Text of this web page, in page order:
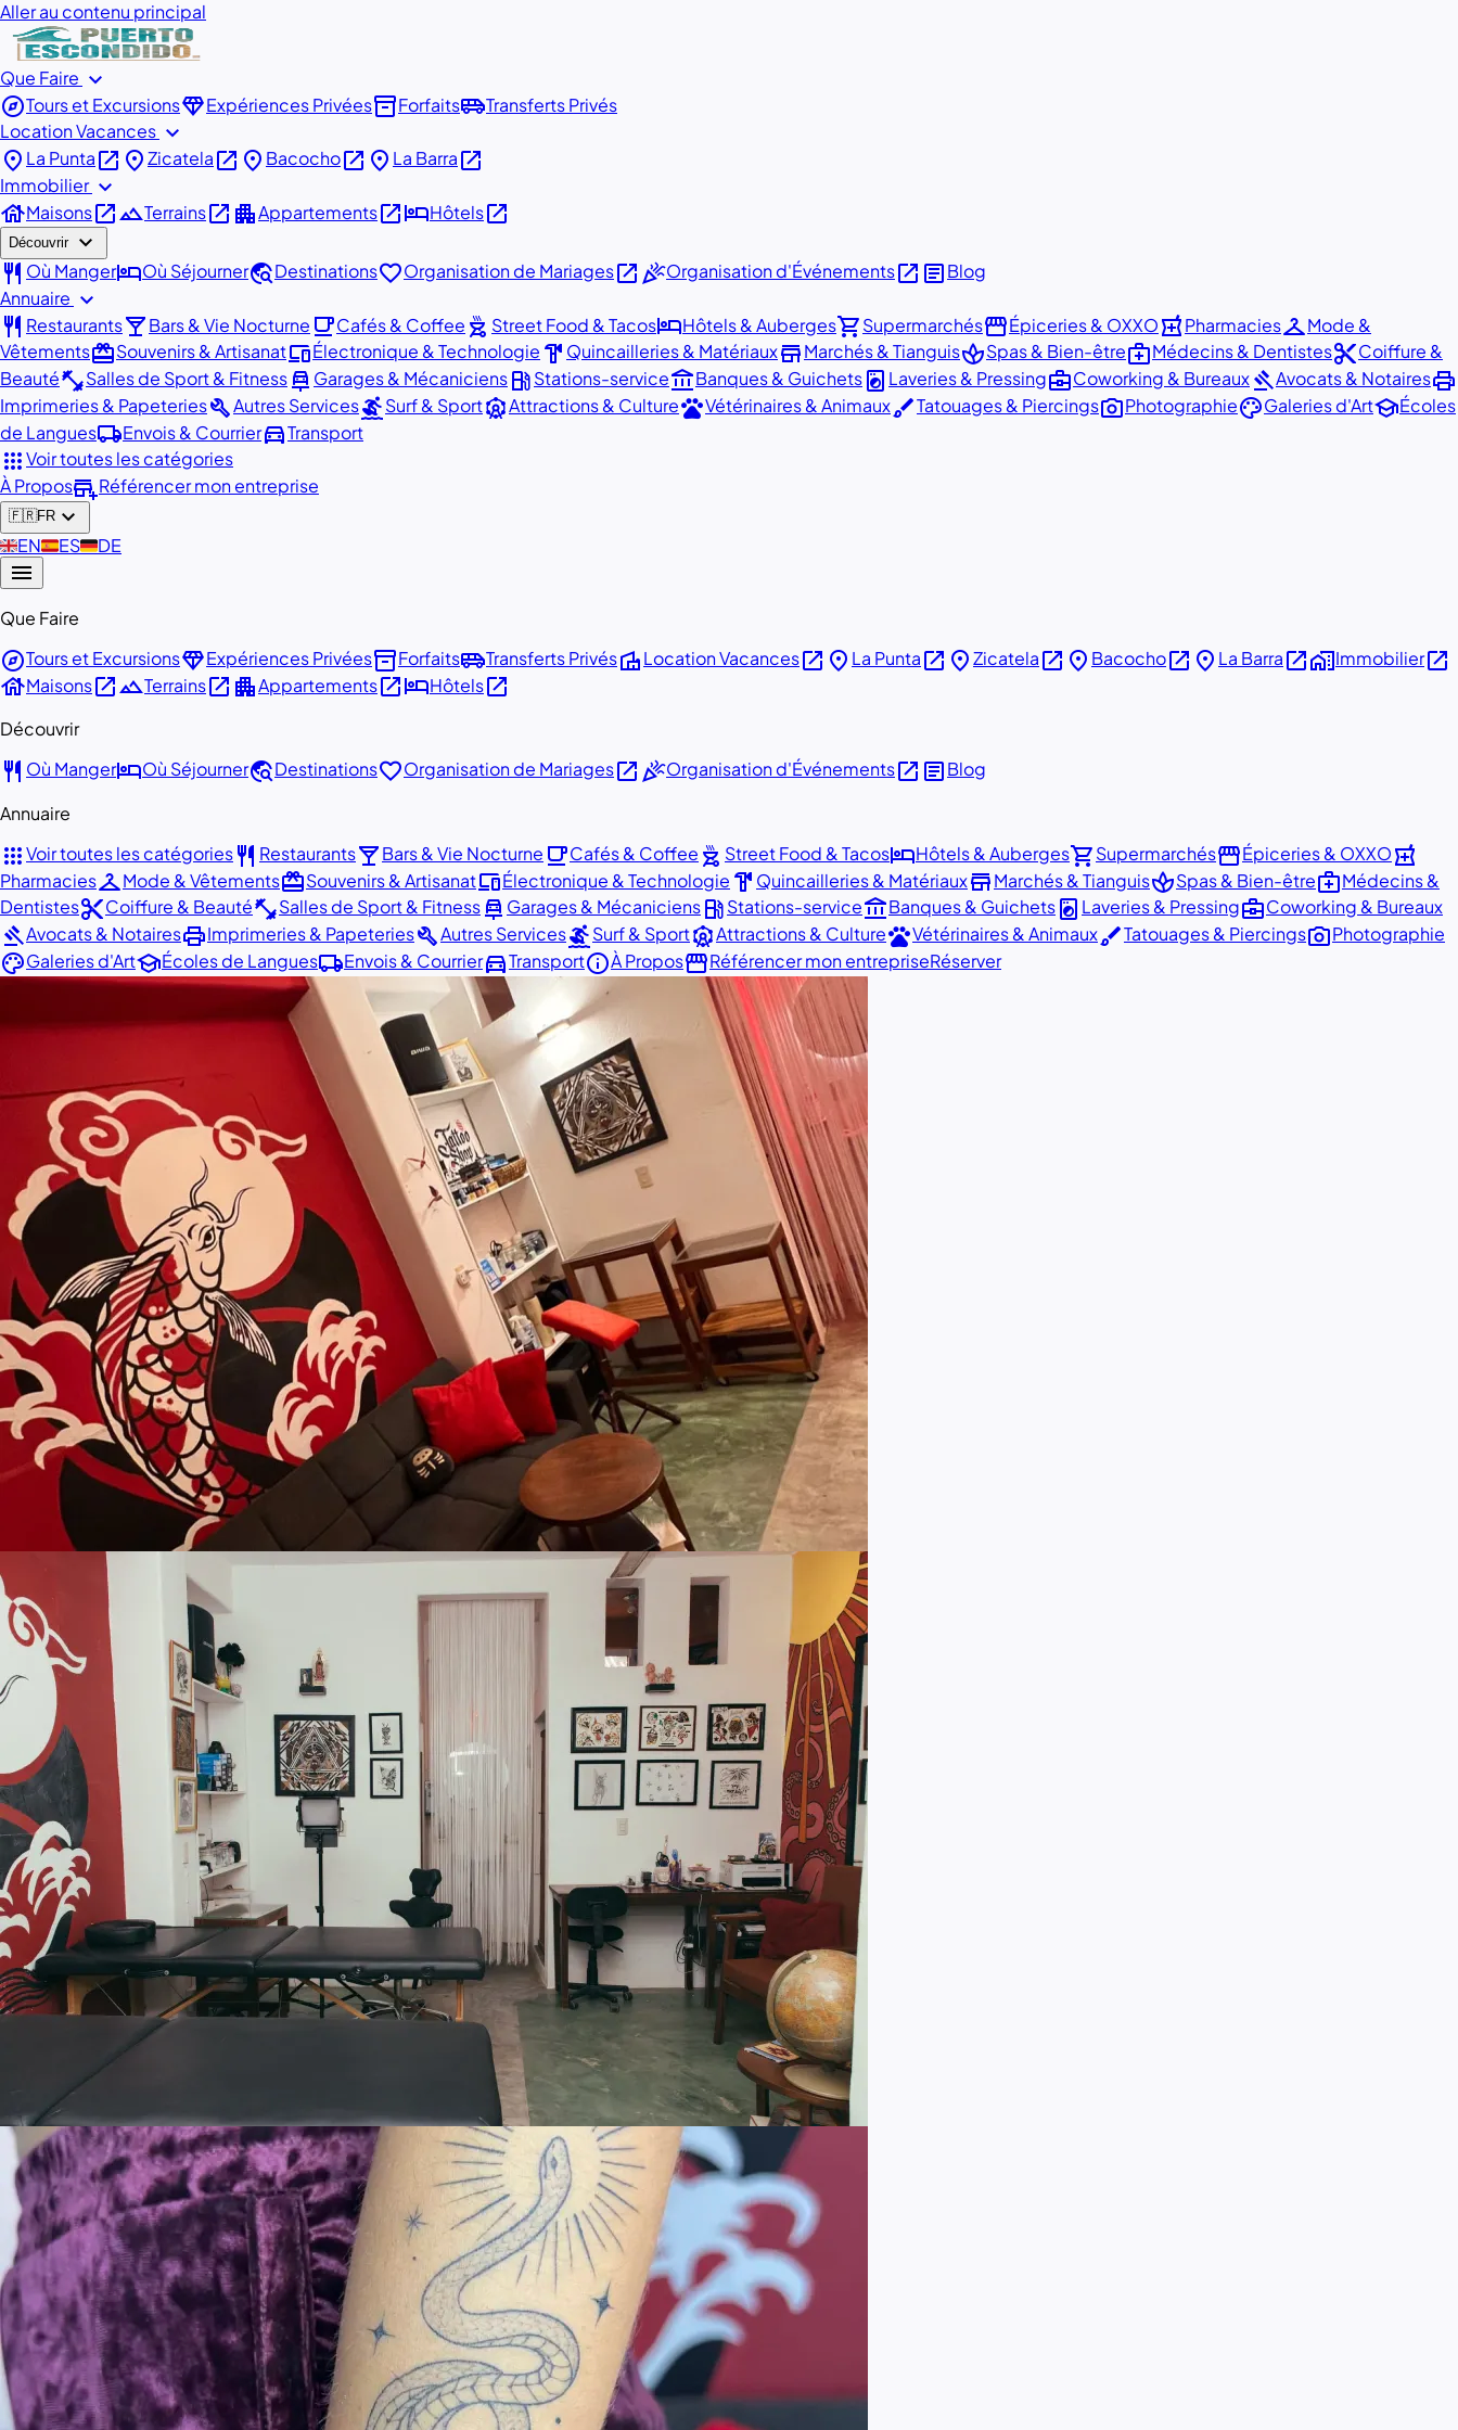
Aller au contenu principal
Que Faire expand_more
exploreTours et ExcursionsdiamondExpériences Privéesinventory_2Forfaitsairport_shuttleTransferts Privés
Location Vacances expand_more
place La Puntaopen_in_new placeZicatelaopen_in_new place Bacochoopen_in_new place La Barraopen_in_new
Immobilier expand_more
houseMaisonsopen_in_newlandscapeTerrainsopen_in_new apartmentAppartementsopen_in_newhotelHôtelsopen_in_new
Découvrir expand_more
restaurant Où MangerhotelOù Séjournertravel_exploreDestinationsfavoriteOrganisation de Mariagesopen_in_newcelebrationOrganisation d'Événementsopen_in_new articleBlog
Annuaire expand_more
restaurant Restaurantslocal_barBars & Vie Nocturne local_cafeCafés & Coffee outdoor_grill Street Food & TacoshotelHôtels & Aubergesshopping_cartSupermarchésstorefrontÉpiceries & OXXOlocal_pharmacyPharmaciescheckroomMode &
VêtementsredeemSouvenirs & ArtisanatdevicesÉlectronique & Technologie hardware Quincailleries & MatériauxstoreMarchés & TianguisspaSpas & Bien-êtremedical_servicesMédecins & Dentistescontent_cutCoiffure &
Beautéfitness_centerSalles de Sport & Fitnesscar_repair Garages & Mécanicienslocal_gas_stationStations-serviceaccount_balanceBanques & Guichetslocal_laundry_service Laveries & Pressingbusiness_centerCoworking & BureauxgavelAvocats & Notairesprint
Imprimeries & PapeteriesbuildAutres ServicessurfingSurf & SportattractionsAttractions & CulturepetsVétérinaires & AnimauxbrushTatouages & Piercingsphoto_cameraPhotographiepaletteGaleries d'ArtschoolÉcoles
de Langueslocal_shippingEnvois & Courrierdirections_carTransport
appsVoir toutes les catégories
À Proposadd_businessRéférencer mon entreprise
🇫🇷FR expand_more
🇬🇧EN🇪🇸ES🇩🇪DE
menu
Que Faire
exploreTours et ExcursionsdiamondExpériences Privéesinventory_2Forfaitsairport_shuttleTransferts PrivésvillaLocation Vacancesopen_in_new place La Puntaopen_in_new placeZicatelaopen_in_new place Bacochoopen_in_new place La Barraopen_in_newhome_workImmobilieropen_in_new
houseMaisonsopen_in_newlandscapeTerrainsopen_in_new apartmentAppartementsopen_in_newhotelHôtelsopen_in_new
Découvrir
restaurant Où MangerhotelOù Séjournertravel_exploreDestinationsfavoriteOrganisation de Mariagesopen_in_newcelebrationOrganisation d'Événementsopen_in_new articleBlog
Annuaire
appsVoir toutes les catégoriesrestaurant Restaurantslocal_barBars & Vie Nocturne local_cafeCafés & Coffee outdoor_grill Street Food & TacoshotelHôtels & Aubergesshopping_cartSupermarchésstorefrontÉpiceries & OXXOlocal_pharmacy
PharmaciescheckroomMode & VêtementsredeemSouvenirs & ArtisanatdevicesÉlectronique & Technologie hardware Quincailleries & MatériauxstoreMarchés & TianguisspaSpas & Bien-êtremedical_servicesMédecins &
Dentistescontent_cutCoiffure & Beautéfitness_centerSalles de Sport & Fitnesscar_repair Garages & Mécanicienslocal_gas_stationStations-serviceaccount_balanceBanques & Guichetslocal_laundry_service Laveries & Pressingbusiness_centerCoworking & Bureaux
gavelAvocats & NotairesprintImprimeries & PapeteriesbuildAutres ServicessurfingSurf & SportattractionsAttractions & CulturepetsVétérinaires & AnimauxbrushTatouages & Piercingsphoto_cameraPhotographie
paletteGaleries d'ArtschoolÉcoles de Langueslocal_shippingEnvois & Courrierdirections_carTransportinfoÀ ProposstorefrontRéférencer mon entrepriseRéserver